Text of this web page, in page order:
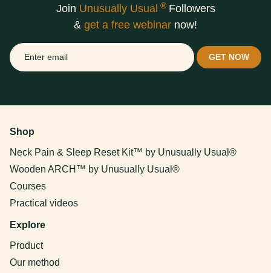
Join Unusually Usual ® Followers
& get a free webinar now!
Shop
Neck Pain & Sleep Reset Kit™ by Unusually Usual®
Wooden ARCH™ by Unusually Usual®
Courses
Practical videos
Explore
Product
Our method